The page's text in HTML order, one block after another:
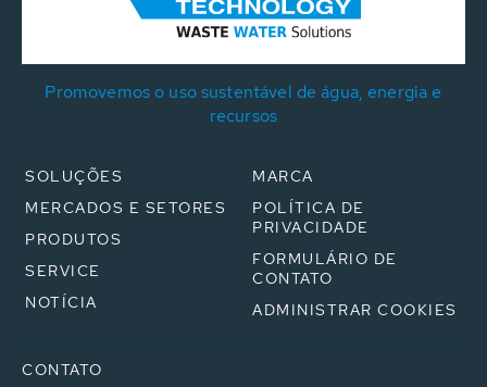
Promovemos o uso sustentável de água, energia e
recursos
SOLUÇÕES
MERCADOS E SETORES
PRODUTOS
SERVICE
NOTÍCIA
MARCA
POLÍTICA DE
PRIVACIDADE
FORMULÁRIO DE
CONTATO
ADMINISTRAR COOKIES
CONTATO